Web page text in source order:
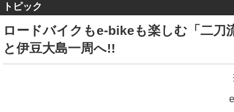
トピック
ロードバイクもe-bikeも楽しむ「二刀
と伊豆大島一周へ!!